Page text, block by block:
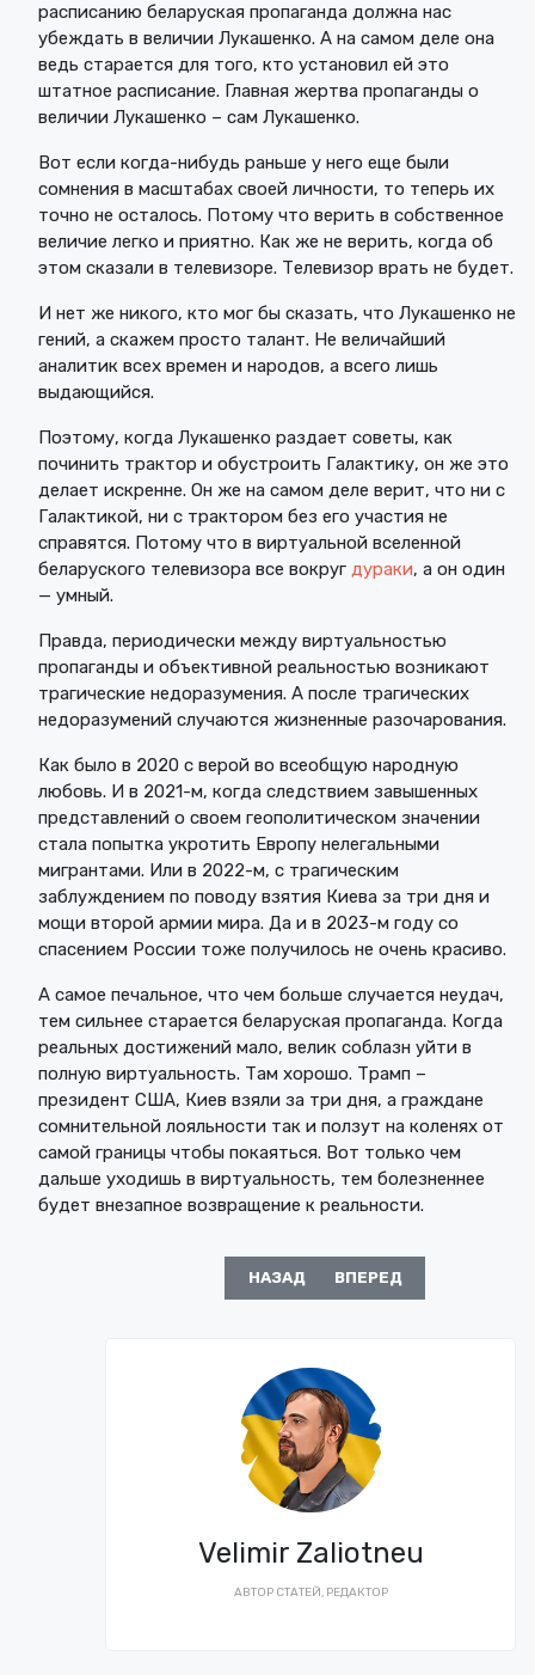
расписанию беларуская пропаганда должна нас
убеждать в величии Лукашенко. А на самом деле она
ведь старается для того, кто установил ей это
штатное расписание. Главная жертва пропаганды о
величии Лукашенко – сам Лукашенко.
Вот если когда-нибудь раньше у него еще были
сомнения в масштабах своей личности, то теперь их
точно не осталось. Потому что верить в собственное
величие легко и приятно. Как же не верить, когда об
этом сказали в телевизоре. Телевизор врать не будет.
И нет же никого, кто мог бы сказать, что Лукашенко не
гений, а скажем просто талант. Не величайший
аналитик всех времен и народов, а всего лишь
выдающийся.
Поэтому, когда Лукашенко раздает советы, как
починить трактор и обустроить Галактику, он же это
делает искренне. Он же на самом деле верит, что ни с
Галактикой, ни с трактором без его участия не
справятся. Потому что в виртуальной вселенной
беларуского телевизора все вокруг дураки, а он один
— умный.
Правда, периодически между виртуальностью
пропаганды и объективной реальностью возникают
трагические недоразумения. А после трагических
недоразумений случаются жизненные разочарования.
Как было в 2020 с верой во всеобщую народную
любовь. И в 2021-м, когда следствием завышенных
представлений о своем геополитическом значении
стала попытка укротить Европу нелегальными
мигрантами. Или в 2022-м, с трагическим
заблуждением по поводу взятия Киева за три дня и
мощи второй армии мира. Да и в 2023-м году со
спасением России тоже получилось не очень красиво.
А самое печальное, что чем больше случается неудач,
тем сильнее старается беларуская пропаганда. Когда
реальных достижений мало, велик соблазн уйти в
полную виртуальность. Там хорошо. Трамп –
президент США, Киев взяли за три дня, а граждане
сомнительной лояльности так и ползут на коленях от
самой границы чтобы покаяться. Вот только чем
дальше уходишь в виртуальность, тем болезненнее
будет внезапное возвращение к реальности.
ПРЕДЫДУЩИЙ: КАК ЛУКАШЕНКО
НАЗАД СЛЕДУЮЩИЙ:
ВПЕРЕД
Velimir Zaliotneu
АВТОР СТАТЕЙ, РЕДАКТОР